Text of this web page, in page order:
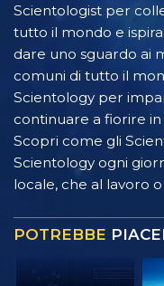
Scientologist per
tutto il mondo e
dare uno sguardo ai
comuni di tutto il
Scientology per
continuare a fiorire
Scopri come gli
Scientology ogni
locale, che al lavoro o
POTREBBE